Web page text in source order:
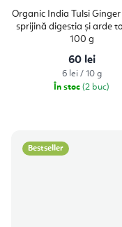
Organic India Tulsi
sprijină digestia și arde
100 g
60 lei
Evaluare
preţ:
6 lei / 10 g
În stoc (2 buc)
Bestseller